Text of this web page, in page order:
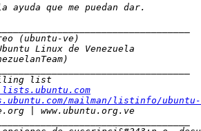
lists.ubuntu.com
mailman/listinfo/ubuntu-